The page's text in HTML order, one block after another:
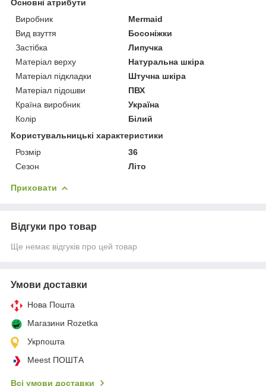
Основні атрибути
Виробник
Mermaid
Вид взуття
Босоніжки
Застібка
Липучка
Матеріал верху
Натуральна шкіра
Матеріал підкладки
Штучна шкіра
Матеріал підошви
ПВХ
Країна виробник
Україна
Колір
Білий
Користувальницькі характеристики
Розмір
36
Сезон
Літо
Приховати
Відгуки про товар
Ще немає відгуків про цей товар
Умови доставки
Нова Пошта
Магазини Rozetka
Укрпошта
Meest ПОШТА
Всі умови доставки